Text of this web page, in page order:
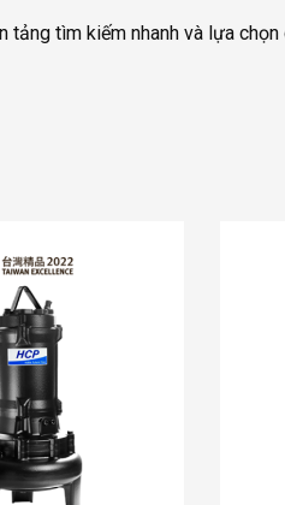
tảng tìm kiếm nhanh và lựa